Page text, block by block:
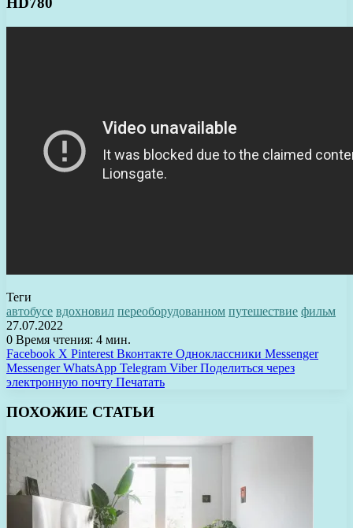
Теги
автобусе вдохновил переоборудованном путешествие фильм
27.07.2022
0 Время чтения: 4 мин.
Facebook X Pinterest Вконтакте Одноклассники Messenger
Messenger WhatsApp Telegram Viber Поделиться через
электронную почту Печатать
ПОХОЖИЕ СТАТЬИ